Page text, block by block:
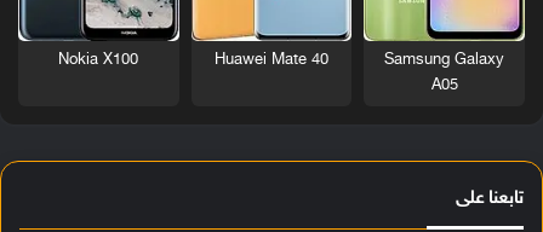
Samsung Galaxy
A05
Huawei Mate 40
Nokia X100
تابعنا على